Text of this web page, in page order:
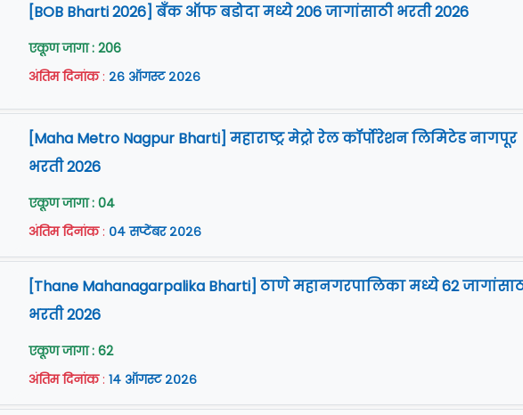
[BOB Bharti 2026] बँक ऑफ बडोदा मध्ये 206 जागांसाठी भरती 2026
एकूण जागा : 206
अंतिम दिनांक: २६ ऑगस्ट २०२६
[Maha Metro Nagpur Bharti] महाराष्ट्र मेट्रो रेल कॉर्पोरेशन लिमिटेड नागपूर
भरती 2026
एकूण जागा : 04
अंतिम दिनांक: ०४ सप्टेंबर २०२६
[Thane Mahanagarpalika Bharti] ठाणे महानगरपालिका मध्ये 62
भरती 2026
एकूण जागा : 62
अंतिम दिनांक: १४ ऑगस्ट २०२६